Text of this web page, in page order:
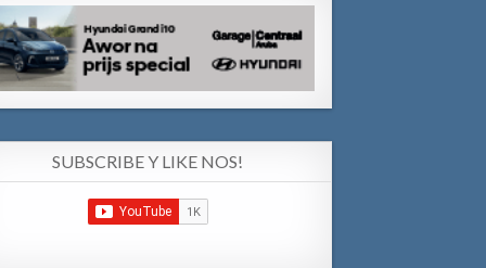
SUBSCRIBE Y LIKE NOS!